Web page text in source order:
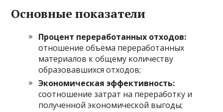
Основные показатели
Процент переработанных отходов:
отношение объёма переработанных
материалов к общему количеству
образовавшихся отходов;
Экономическая эффективность:
соотношение затрат на переработку и
полученной экономической выгоды;